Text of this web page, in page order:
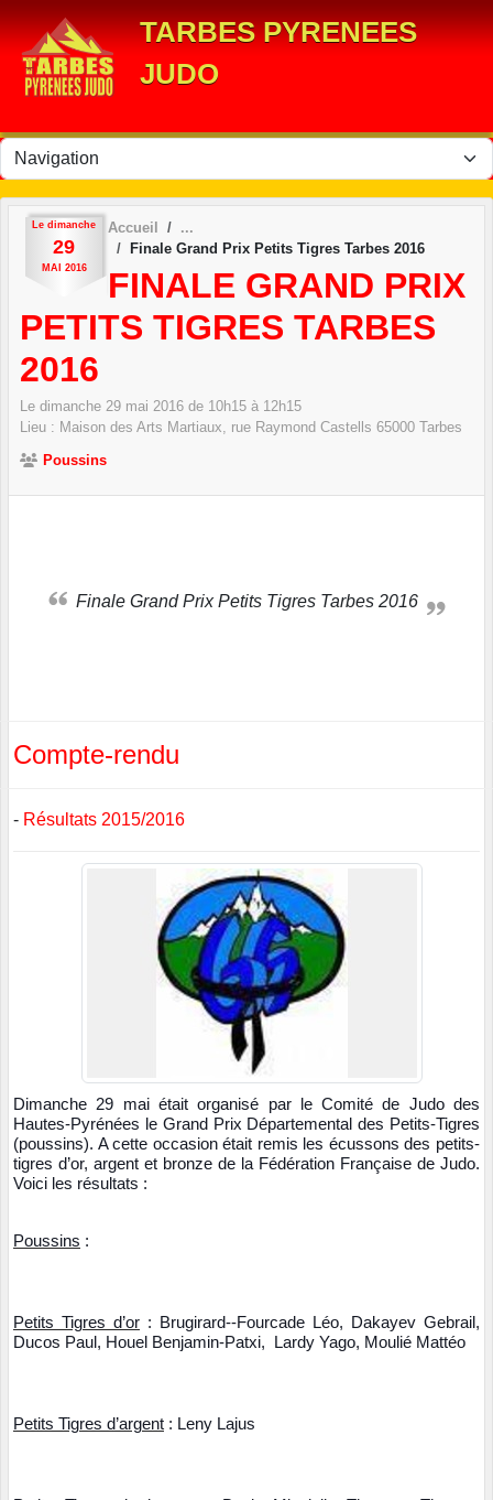
TARBES PYRENEES
JUDO
Le dimanche
29
MAI 2016
Accueil
Finale Grand Prix Petits Tigres Tarbes 2016
FINALE GRAND PRIX
PETITS TIGRES TARBES
2016
Le dimanche 29 mai 2016 de 10h15 à 12h15
Lieu : Maison des Arts Martiaux, rue Raymond Castells 65000 Tarbes
Poussins
Finale Grand Prix Petits Tigres Tarbes 2016
Compte-rendu
- Résultats 2015/2016
Dimanche 29 mai était organisé par le Comité de Judo des
Hautes-Pyrénées le Grand Prix Départemental des Petits-Tigres
(poussins). A cette occasion était remis les écussons des petits-
tigres d’or, argent et bronze de la Fédération Française de Judo.
Voici les résultats :
Poussins :
Petits Tigres d’or : Brugirard--Fourcade Léo, Dakayev Gebrail,
Ducos Paul, Houel Benjamin-Patxi, Lardy Yago, Moulié Mattéo
Petits Tigres d’argent : Leny Lajus
Panneau de gestion des cookies